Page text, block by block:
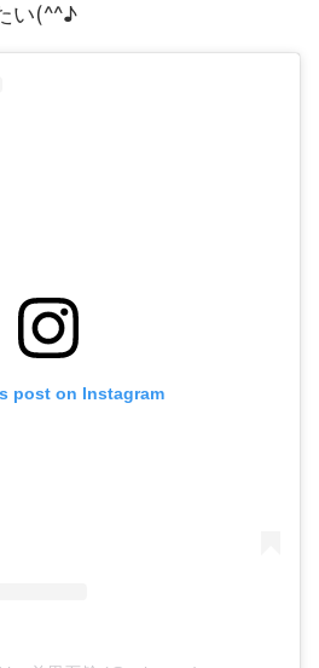
い(^^♪
post on Instagram